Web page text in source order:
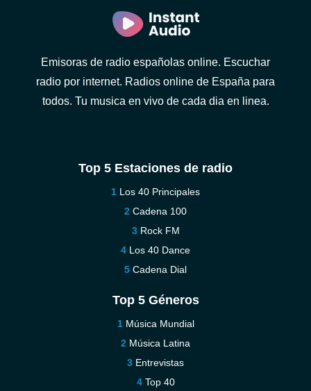
Emisoras de radio españolas online. Escuchar
radio por internet. Radios online de España para
todos. Tu musica en vivo de cada dia en linea.
Top 5 Estaciones de radio
Los 40 Principales
Cadena 100
Rock FM
Los 40 Dance
Cadena Dial
Top 5 Géneros
Música Mundial
Música Latina
Entrevistas
Top 40